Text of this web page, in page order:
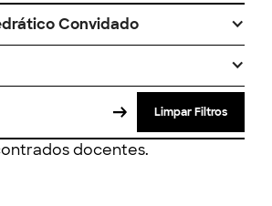
Convidado
Limpar Filtros
docentes.